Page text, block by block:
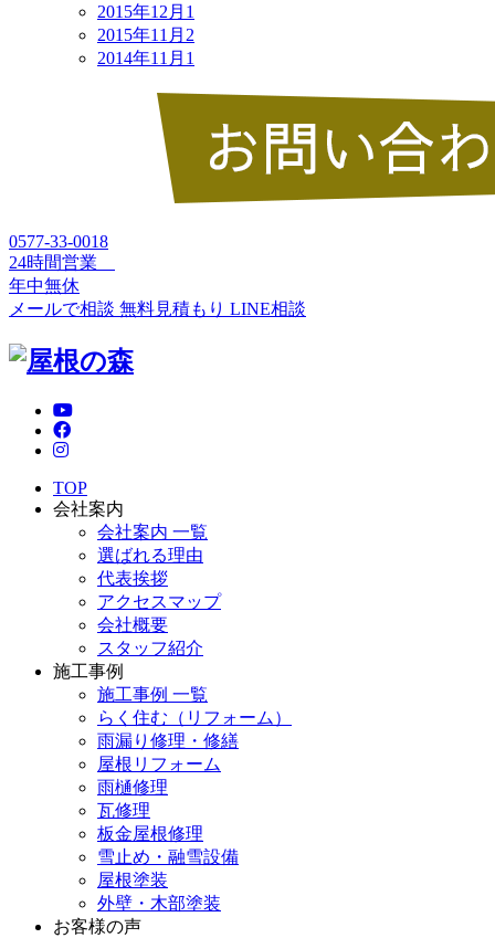
2015年12月 1
2015年11月 2
2014年11月 1
0577-33-0018
24時間営業
年中無休
メールで相談 無料見積もり LINE相談
TOP
会社案内
会社案内 一覧
選ばれる理由
代表挨拶
アクセスマップ
会社概要
スタッフ紹介
施工事例
施工事例 一覧
らく住む（リフォーム）
雨漏り修理・修繕
屋根リフォーム
雨樋修理
瓦修理
板金屋根修理
雪止め・融雪設備
屋根塗装
外壁・木部塗装
お客様の声